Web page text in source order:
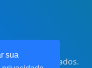
sua
direitos reservados.